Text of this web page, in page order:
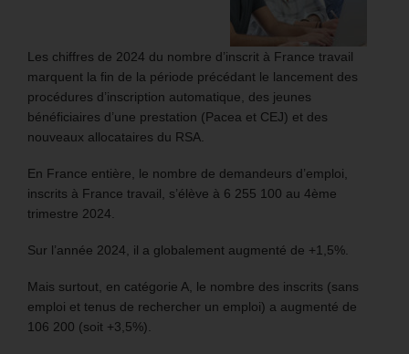
Les chiffres de 2024 du nombre d’inscrit à France travail
marquent la fin de la période précédant le lancement des
procédures d’inscription automatique, des jeunes
bénéficiaires d’une prestation (Pacea et CEJ) et des
nouveaux allocataires du RSA.
En France entière, le nombre de demandeurs d’emploi,
inscrits à France travail, s’élève à 6 255 100 au 4ème
trimestre 2024.
Sur l’année 2024, il a globalement augmenté de +1,5%.
Mais surtout, en catégorie A, le nombre des inscrits (sans
emploi et tenus de rechercher un emploi) a augmenté de
106 200 (soit +3,5%).